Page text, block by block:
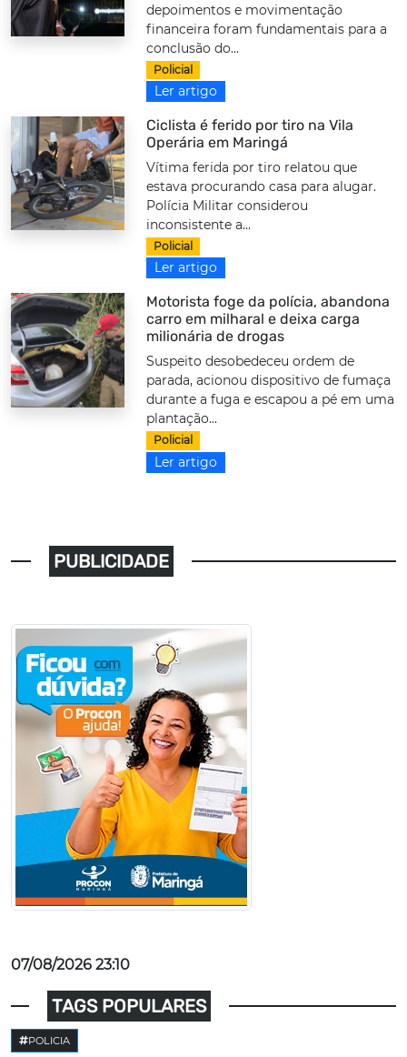
depoimentos e movimentação
financeira foram fundamentais para a
conclusão do...
Policial
Ler artigo
Ciclista é ferido por tiro na Vila
Operária em Maringá
Vítima ferida por tiro relatou que
estava procurando casa para alugar.
Polícia Militar considerou
inconsistente a...
Policial
Ler artigo
Motorista foge da polícia, abandona
carro em milharal e deixa carga
milionária de drogas
Suspeito desobedeceu ordem de
parada, acionou dispositivo de fumaça
durante a fuga e escapou a pé em uma
plantação...
Policial
Ler artigo
PUBLICIDADE
07/08/2026 23:10
TAGS POPULARES
POLICIA